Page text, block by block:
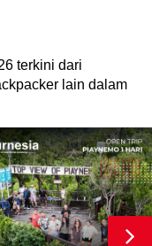
terkini dari
lain dalam